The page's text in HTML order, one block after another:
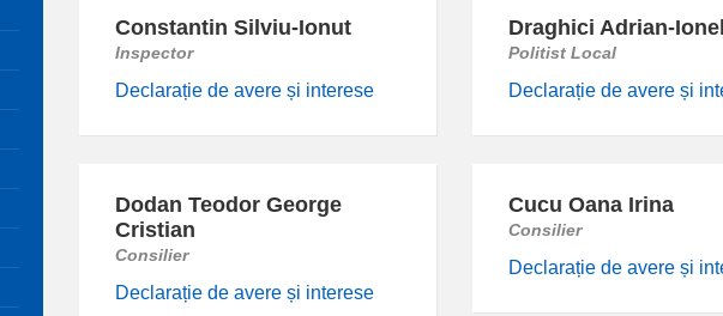
Constantin Silviu-Ionut
Inspector
Declarație de avere și interese
Draghici Adrian-Ionel
Politist Local
Declarație de avere și
Dodan Teodor George
Cristian
Consilier
Declarație de avere și interese
Cucu Oana Irina
Consilier
Declarație de avere și